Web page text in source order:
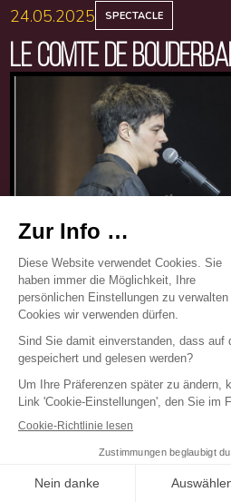
24.05.2025 SPECTACLE
LE COMTE DE
17.05.2025 CONCERT
JAMIE CULLUM